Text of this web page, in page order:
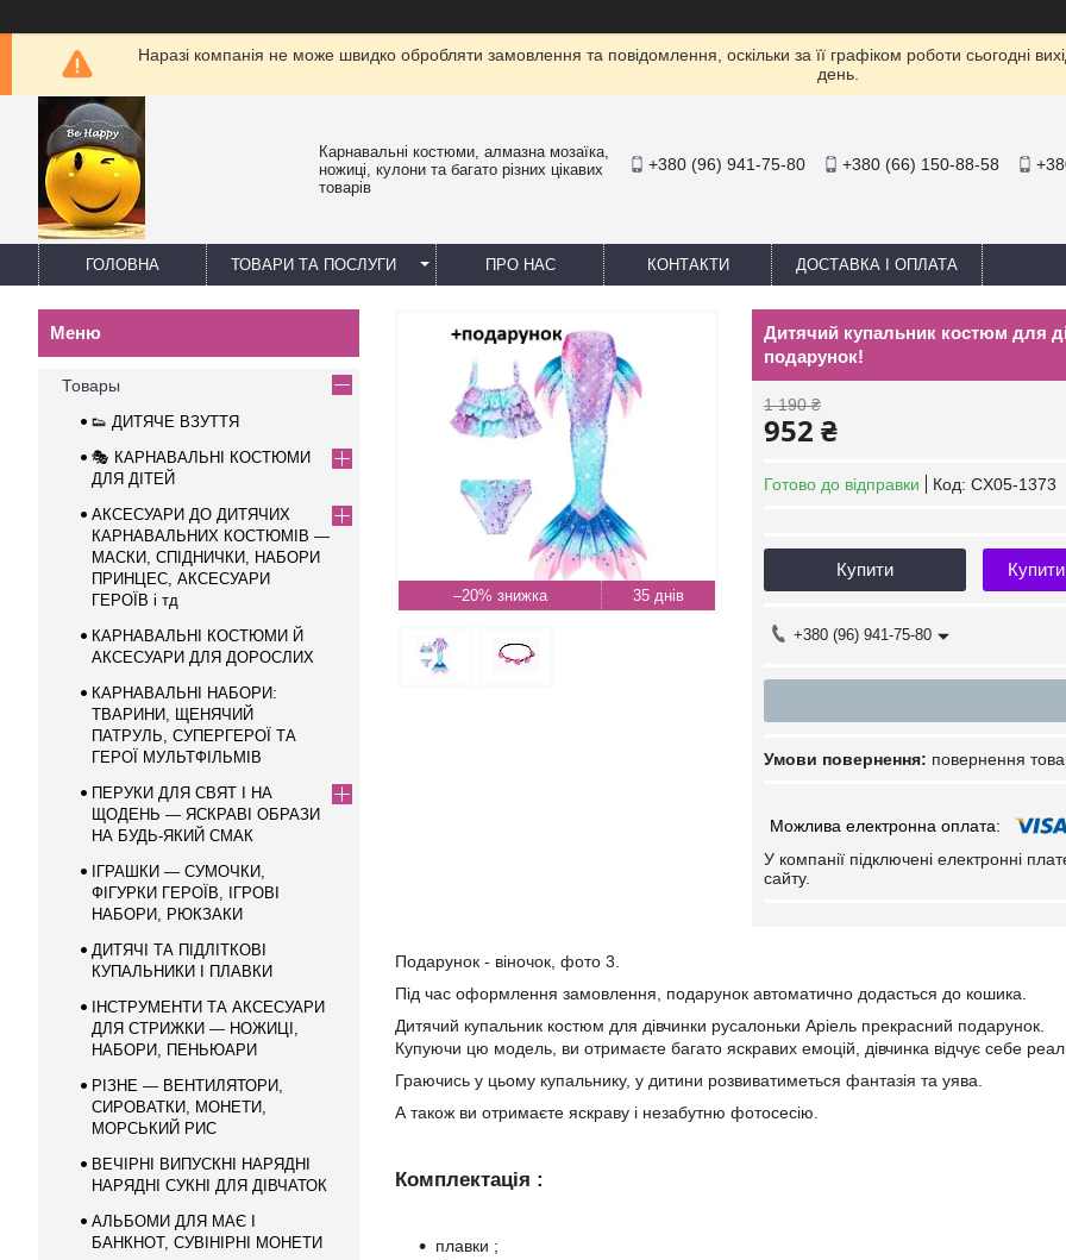
Наразі компанія не може швидко обробляти замовлення та повідомлення, оскільки за її графіком роботи сьогодні
день.
Карнавальні костюми, алмазна мозаїка,
ножиці, кулони та багато різних цікавих
товарів
+380 (96) 941-75-80 +380 (66) 150-88-58
ГОЛОВНА ТОВАРИ ТА ПОСЛУГИ ПРО НАС КОНТАКТИ ДОСТАВКА І ОПЛАТА
–20% 35 днів
Дитячий купальник костюм для
подарунок!
1 190 ₴
952 ₴
Готово до відправки Код: CX05-1373
Купити
+380 (96) 941-75-80
повернення
У компанії підключені електронні
сайту.
Подарунок - віночок, фото 3.
Під час оформлення замовлення, подарунок автоматично додасться до кошика.
Дитячий купальник костюм для дівчинки русалоньки Аріель прекрасний подарунок.
Купуючи цю модель, ви отримаєте багато яскравих емоцій, дівчинка відчує себе
Граючись у цьому купальнику, у дитини розвиватиметься фантазія та уява.
А також ви отримаєте яскраву і незабутню фотосесію.
Комплектація :
плавки ;
Товары
👟 ДИТЯЧЕ ВЗУТТЯ
🎭 КАРНАВАЛЬНІ КОСТЮМИ
ДЛЯ ДІТЕЙ
АКСЕСУАРИ ДО ДИТЯЧИХ
КАРНАВАЛЬНИХ КОСТЮМІВ —
МАСКИ, СПІДНИЧКИ, НАБОРИ
ПРИНЦЕС, АКСЕСУАРИ
ГЕРОЇВ і тд
КАРНАВАЛЬНІ КОСТЮМИ Й
АКСЕСУАРИ ДЛЯ ДОРОСЛИХ
КАРНАВАЛЬНІ НАБОРИ:
ТВАРИНИ, ЩЕНЯЧИЙ
ПАТРУЛЬ, СУПЕРГЕРОЇ ТА
ГЕРОЇ МУЛЬТФІЛЬМІВ
ПЕРУКИ ДЛЯ СВЯТ І НА
ЩОДЕНЬ — ЯСКРАВІ ОБРАЗИ
НА БУДЬ-ЯКИЙ СМАК
ІГРАШКИ — СУМОЧКИ,
ФІГУРКИ ГЕРОЇВ, ІГРОВІ
НАБОРИ, РЮКЗАКИ
ДИТЯЧІ ТА ПІДЛІТКОВІ
КУПАЛЬНИКИ І ПЛАВКИ
ІНСТРУМЕНТИ ТА АКСЕСУАРИ
ДЛЯ СТРИЖКИ — НОЖИЦІ,
НАБОРИ, ПЕНЬЮАРИ
РІЗНЕ — ВЕНТИЛЯТОРИ,
СИРОВАТКИ, МОНЕТИ,
МОРСЬКИЙ РИС
ВЕЧІРНІ ВИПУСКНІ НАРЯДНІ
НАРЯДНІ СУКНІ ДЛЯ ДІВЧАТОК
АЛЬБОМИ ДЛЯ МАЄ І
БАНКНОТ, СУВІНІРНІ МОНEТИ